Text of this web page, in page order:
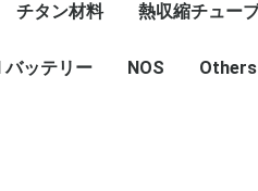
Honda
Mazda
Mitsubishi
Nissan
Subaru
Toyota
その他
G5
G4X
G4＋
Looms and Cables
Mapセンサー
温度センサー
その他センサー
Exhaust O2センサー
CAN EGT modules
DI Driver
Ignition
Injection
Peripherals
Tuning Tools
E-Throttle
Driver Display
CAN Keypad
Hat
T-shirts
Foodies
Looms
CAN
コネ
拡張
センサー クラ
温度
圧力
ノッ
CAN
ブー
ISC
その
Ignition Coil
クラセン
サージタンク
EXマニ
燃料
電スロ
シリコンホース
エンジンハーネス
ハーネスラベル
エアクリーナー
スイッチ
アダプタ類
その他
配線
シールド線
モールド線
配線
シールド線
モールド線
チタン材料 熱収縮チュー
ハンダ付 収縮
耐熱収縮メッ
切れ込み付 メ
DR
DW
DW クリア
その他
バッテリー NOS Others